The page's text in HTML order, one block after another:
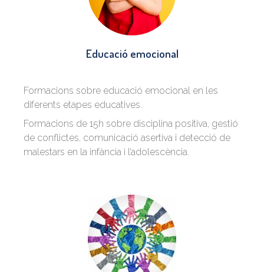
Educació emocional
Formacions sobre educació emocional en les
diferents etapes educatives.
Formacions de 15h sobre disciplina positiva, gestió
de conflictes, comunicació asertiva i detecció de
malestars en la infància i l’adolescència.